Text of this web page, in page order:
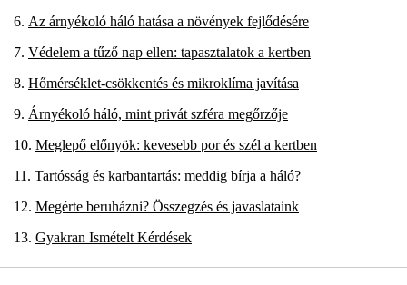
Az árnyékoló háló hatása a növények fejlődésére
Védelem a tűző nap ellen: tapasztalatok a kertben
Hőmérséklet-csökkentés és mikroklíma javítása
Árnyékoló háló, mint privát szféra megőrzője
Meglepő előnyök: kevesebb por és szél a kertben
Tartósság és karbantartás: meddig bírja a háló?
Megérte beruházni? Összegzés és javaslataink
Gyakran Ismételt Kérdések